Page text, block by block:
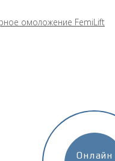
Онлайн
омоложение FemiLift